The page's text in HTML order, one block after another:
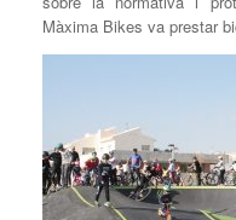
Màxima Bikes va prestar